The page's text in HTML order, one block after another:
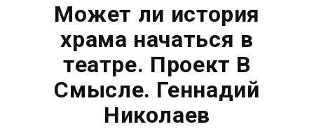
Может ли история
храма начаться в
театре. Проект В
Смысле. Геннадий
Николаев